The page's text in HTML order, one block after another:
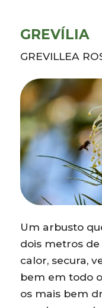
GREVÍLIA
GREVILLEA
Um arbusto
dois metros
calor, secura,
bem em todo
os mais bem